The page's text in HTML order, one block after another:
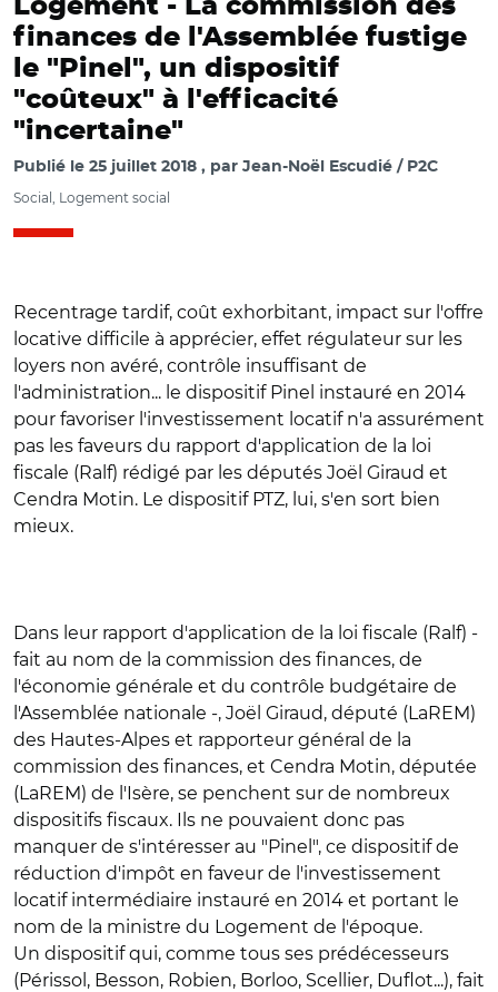
Logement - La commission des
finances de l'Assemblée fustige
le "Pinel", un dispositif
"coûteux" à l'efficacité
"incertaine"
Publié le 25 juillet 2018 par Jean-Noël Escudié / P2C
Social, Logement social
Recentrage tardif, coût exhorbitant, impact sur l'offre
locative difficile à apprécier, effet régulateur sur les
loyers non avéré, contrôle insuffisant de
l'administration... le dispositif Pinel instauré en 2014
pour favoriser l'investissement locatif n'a assurément
pas les faveurs du rapport d'application de la loi
fiscale (Ralf) rédigé par les députés Joël Giraud et
Cendra Motin. Le dispositif PTZ, lui, s'en sort bien
mieux.
Dans leur rapport d'application de la loi fiscale (Ralf) -
fait au nom de la commission des finances, de
l'économie générale et du contrôle budgétaire de
l'Assemblée nationale -, Joël Giraud, député (LaREM)
des Hautes-Alpes et rapporteur général de la
commission des finances, et Cendra Motin, députée
(LaREM) de l'Isère, se penchent sur de nombreux
dispositifs fiscaux. Ils ne pouvaient donc pas
manquer de s'intéresser au "Pinel", ce dispositif de
réduction d'impôt en faveur de l'investissement
locatif intermédiaire instauré en 2014 et portant le
nom de la ministre du Logement de l'époque.
Un dispositif qui, comme tous ses prédécesseurs
(Périssol, Besson, Robien, Borloo, Scellier, Duflot...), fait